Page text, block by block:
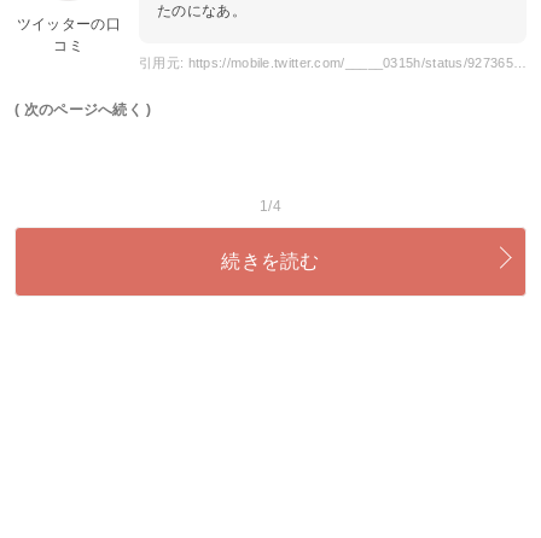
ツイッターの口
コミ
たのになあ。
引用元: https://mobile.twitter.com/_____0315h/status/927365812809113600
( 次のページへ続く )
1/4
続きを読む